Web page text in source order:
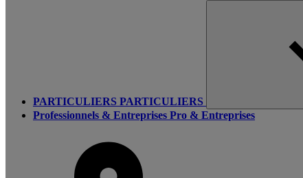
PARTICULIERS PARTICULIERS
Professionnels & Entreprises Pro & Entreprises